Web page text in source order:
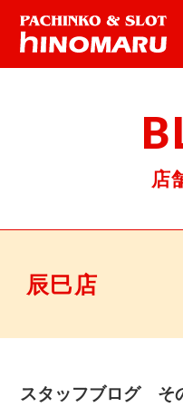
店
辰巳店
スタッフブログ そ